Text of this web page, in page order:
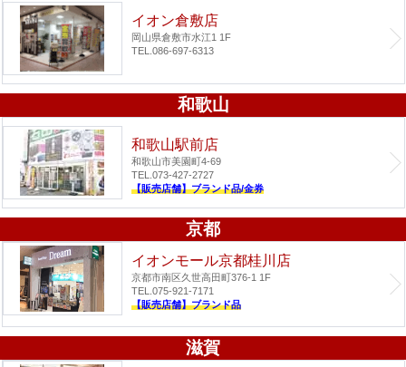
イオン倉敷店
岡山県倉敷市水江1 1F
TEL.086-697-6313
和歌山
和歌山駅前店
和歌山市美園町4-69
TEL.073-427-2727
【販売店舗】ブランド品/金券
京都
イオンモール京都桂川店
京都市南区久世高田町376-1 1F
TEL.075-921-7171
【販売店舗】ブランド品
滋賀